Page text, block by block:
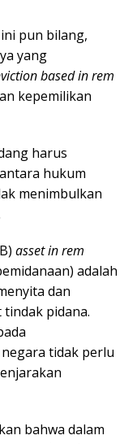
pun bilang,
yang
basedin rem
kepemilikan
harus
hukum
menimbulkan
asset in rem
adalah
dan
pidana.
tidak perlu
bahwa dalam